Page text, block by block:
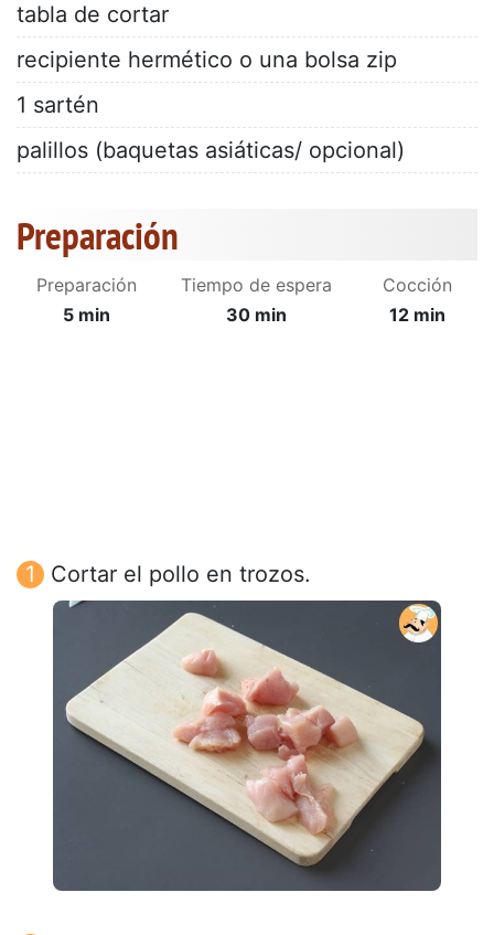
tabla de cortar
recipiente hermético o una bolsa zip
1 sartén
palillos (baquetas asiáticas/ opcional)
Preparación
Preparación
5 min
Tiempo de espera
30 min
Cocción
12 min
Cortar el pollo en trozos.